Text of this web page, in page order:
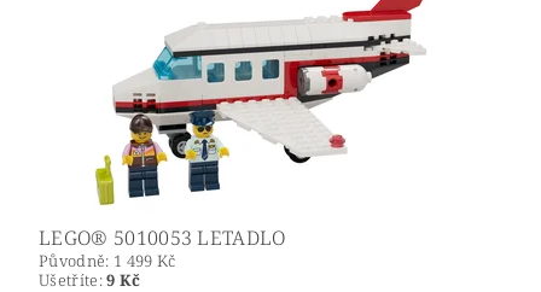
LEGO® 5010053 LETADLO
Původně: 1 499 Kč
Ušetříte:9 Kč